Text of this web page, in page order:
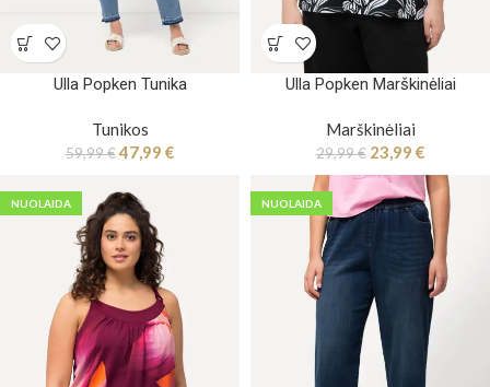
Ulla Popken Tunika
Tunikos
59,99€47,99 €
Ulla Popken Marškinėliai
Marškinėliai
29,99€ 23,99 €
NUOLAIDA NUOLAIDA